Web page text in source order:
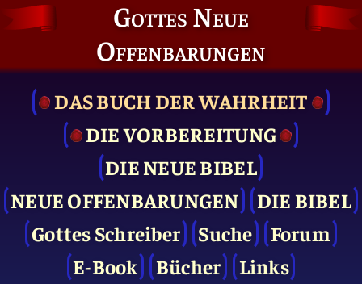
Gottes Neue
Offenbarungen
DAS BUCH DER WAHRHEIT
DIE VOR­BEREITUNG
DIE NEUE BIBEL
NEUE OFFENBARUNGEN
DIE BIBEL
Gottes Schreiber
Suche
Forum
E-Book
Bücher Links